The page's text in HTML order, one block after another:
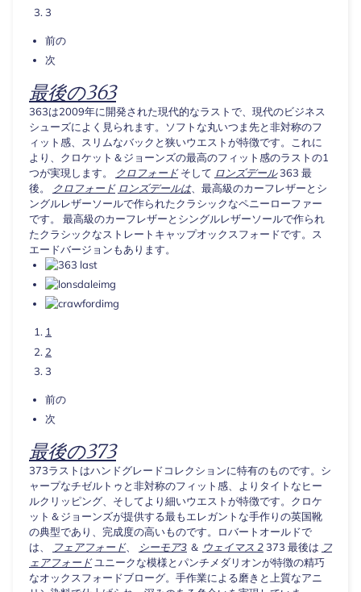
3
前の
次
最後の363
363は2009年に開発された現代的なラストで、現代のビジネス
シューズによく見られます。ソフトな丸いつま先と非対称のフ
ィット感、スリムなバックと狭いウエストが特徴です。これに
より、クロケット＆ジョーンズの最高のフィット感のラストの1
つが実現します。
クロフォード そして ロンズデール363 最
後。
クロフォード ロンズデールは、最高級のカーフレザーとシ
ングルレザーソールで作られたクラシックなペニーローファー
です。
最高級のカーフレザーとシングルレザーソールで作られ
たクラシックなストレートキャップオックスフォードです。ス
エードバージョンもあります。
1
2
3
前の
次
最後の373
373ラストはハンドグレードコレクションに特有のものです。シ
ャープなチゼルトゥと非対称のフィット感、よりタイトなヒー
ルクリッピング、そしてより細いウエストが特徴です。クロケ
ット＆ジョーンズが提供する最もエレガントな手作りの英国靴
の典型であり、完成度の高いものです。ロバートオールドで
は、
フェアフォード、 シーモア3 ＆ ウェイマス 2373 最後は フ
ェアフォード ユニークな模様とパンチメダリオンが特徴の精巧
なオックスフォードブローグ。手作業による磨きと上質なアニ